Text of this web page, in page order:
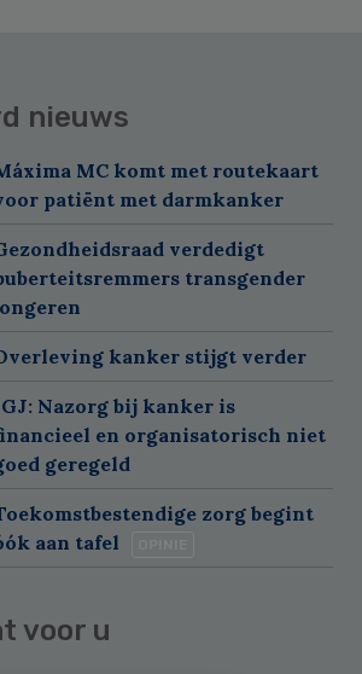
nieuws
MC komt met routekaart
patiënt met darmkanker
verdedigt
transgender
kanker stijgt verder
Nazorg bij kanker is
en organisatorisch niet
geregeld
zorg begint
aan tafel
voor u